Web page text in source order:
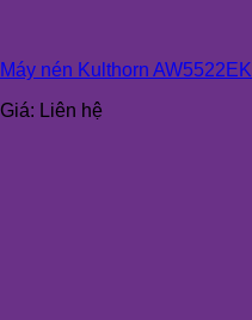
Máy nén Kulthorn AW5522EK
Giá: Liên hệ